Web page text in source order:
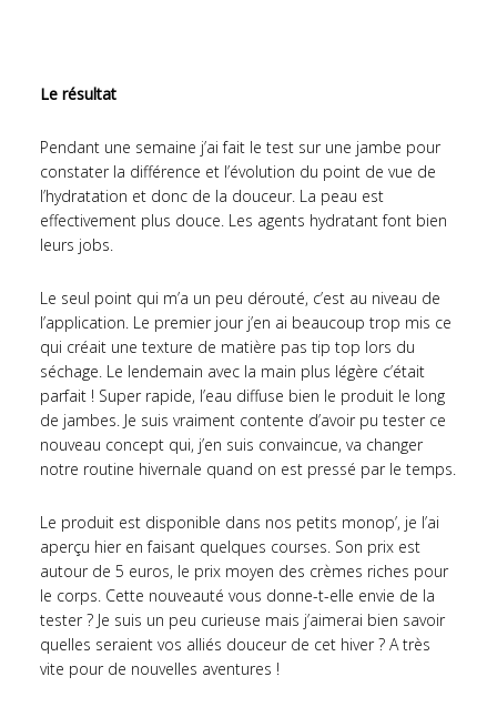
Le résultat
Pendant une semaine j’ai fait le test sur une jambe pour
constater la différence et l’évolution du point de vue de
l’hydratation et donc de la douceur. La peau est
effectivement plus douce. Les agents hydratant font bien
leurs jobs.
Le seul point qui m’a un peu dérouté, c’est au niveau de
l’application. Le premier jour j’en ai beaucoup trop mis ce
qui créait une texture de matière pas tip top lors du
séchage. Le lendemain avec la main plus légère c’était
parfait ! Super rapide, l’eau diffuse bien le produit le long
de jambes. Je suis vraiment contente d’avoir pu tester ce
nouveau concept qui, j’en suis convaincue, va changer
notre routine hivernale quand on est pressé par le temps.
Le produit est disponible dans nos petits monop’, je l’ai
aperçu hier en faisant quelques courses. Son prix est
autour de 5 euros, le prix moyen des crèmes riches pour
le corps. Cette nouveauté vous donne-t-elle envie de la
tester ? Je suis un peu curieuse mais j’aimerai bien savoir
quelles seraient vos alliés douceur de cet hiver ? A très
vite pour de nouvelles aventures !